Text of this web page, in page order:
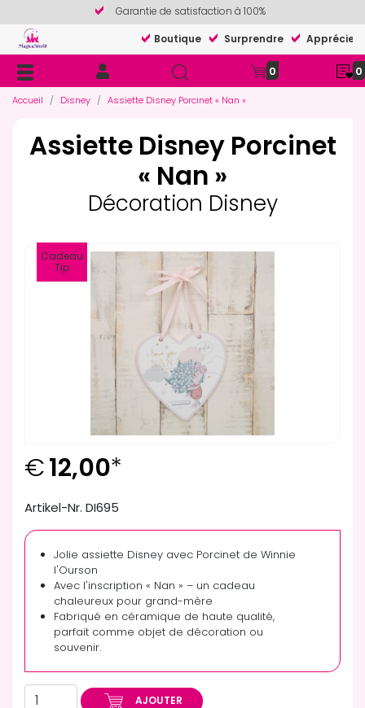
Garantie de satisfaction à 100%
Boutique
Surprendre Apprécier
0 0
Accueil Disney Assiette Disney Porcinet « Nan »
Assiette Disney Porcinet
« Nan »
Décoration Disney
Cadeau
Tip
€12,00*
Artikel-Nr. DI695
Jolie assiette Disney avec Porcinet de Winnie
l'Ourson
Avec l'inscription « Nan » – un cadeau
chaleureux pour grand-mère
Fabriqué en céramique de haute qualité,
parfait comme objet de décoration ou
souvenir.
AJOUTER